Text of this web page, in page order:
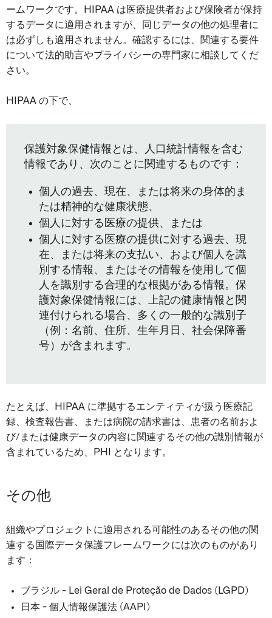
ームワークです。HIPAA は医療提供者および保険者が保持
するデータに適用されますが、同じデータの他の処理者に
は必ずしも適用されません。確認するには、関連する要件
について法的助言やプライバシーの専門家に相談してくだ
さい。
HIPAA の下で、
保護対象保健情報とは、人口統計情報を含む
情報であり、次のことに関連するものです：
個人の過去、現在、または将来の身体的ま
たは精神的な健康状態、
個人に対する医療の提供、または
個人に対する医療の提供に対する過去、現
在、または将来の支払い、および個人を識
別する情報、またはその情報を使用して個
人を識別する合理的な根拠がある情報。保
護対象保健情報には、上記の健康情報と関
連付けられる場合、多くの一般的な識別子
（例：名前、住所、生年月日、社会保障番
号）が含まれます。
たとえば、HIPAA に準拠するエンティティが扱う医療記
録、検査報告書、または病院の請求書は、患者の名前およ
び/または健康データの内容に関連するその他の識別情報が
含まれているため、PHI となります。
その他
組織やプロジェクトに適用される可能性のあるその他の関
連する国際データ保護フレームワークには次のものがあり
ます：
ブラジル - Lei Geral de Proteção de Dados (LGPD)
日本 - 個人情報保護法 (AAPI)